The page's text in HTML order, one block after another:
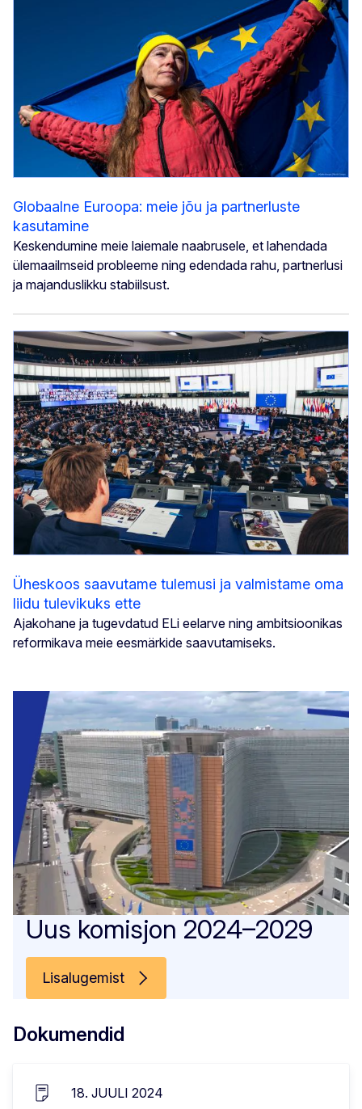
Globaalne Euroopa: meie jõu ja partnerluste
kasutamine
Keskendumine meie laiemale naabrusele, et lahendada
ülemaailmseid probleeme ning edendada rahu, partnerlusi
ja majanduslikku stabiilsust.
Üheskoos saavutame tulemusi ja valmistame oma
liidu tulevikuks ette
Ajakohane ja tugevdatud ELi eelarve ning ambitsioonikas
reformikava meie eesmärkide saavutamiseks.
Uus komisjon 2024–2029
Lisalugemist
Dokumendid
18. JUULI 2024